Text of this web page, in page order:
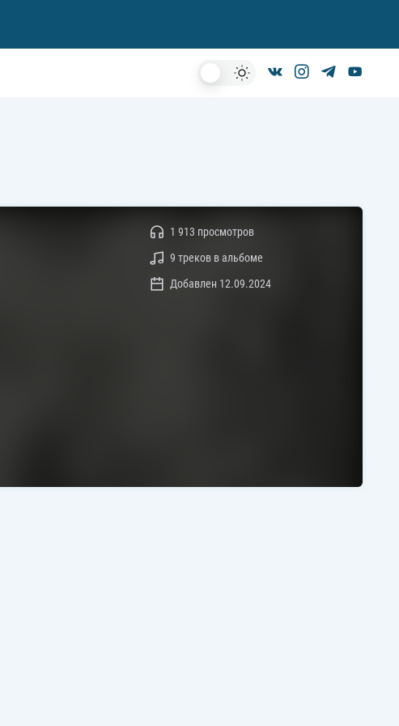
1 913 просмотров
9 треков в альбоме
Добавлен 12.09.2024